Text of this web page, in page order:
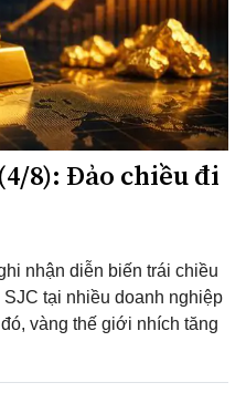
8): Đảo chiều đi
nhận diễn biến trái chiều
tại nhiều doanh nghiệp
vàng thế giới nhích tăng